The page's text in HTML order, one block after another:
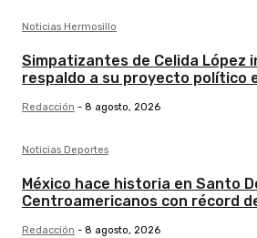
Noticias Hermosillo
Simpatizantes de Celida López
respaldo a su proyecto político
Redacción - 8 agosto, 2026
Noticias Deportes
México hace historia en Santo
Centroamericanos con récord
Redacción - 8 agosto, 2026